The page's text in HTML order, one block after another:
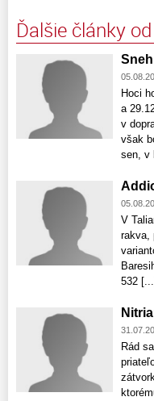
Ďalšie články
Hoci
a
v
však
sen, v
V
rakva,
532
Rád